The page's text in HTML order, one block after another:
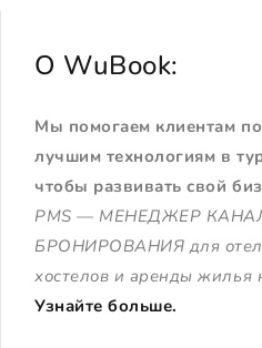
О WuBook:
Мы помогаем клиентам
лучшим технологиям в
чтобы развивать свой
PMS — МЕНЕДЖЕР
БРОНИРОВАНИЯ для
хостелов и аренды жилья
Узнайте больше.